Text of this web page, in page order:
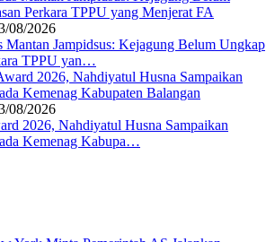
08/2026
Mantan Jampidsus: Kejagung Belum Ungkap
TPPU yan…
08/2026
2026, Nahdiyatul Husna Sampaikan
Kemenag Kabupa…